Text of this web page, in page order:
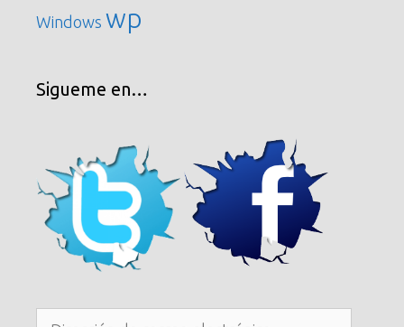
Windows wp
Sigueme en…